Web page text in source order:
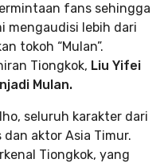
fans sehingga
mengaudisi lebih dari
tokoh “Mulan”.
Tiongkok, Liu Yifei
Mulan.
seluruh karakter dari
aktor Asia Timur.
Tiongkok, yang